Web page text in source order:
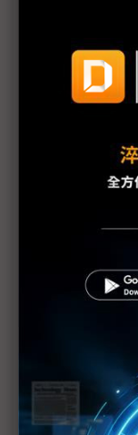
NVIDIA、超微
生成式AI需求
英特爾宣布大
Meta逐季擴增
Arm看好高階
高通：華為出
Meta積極導入